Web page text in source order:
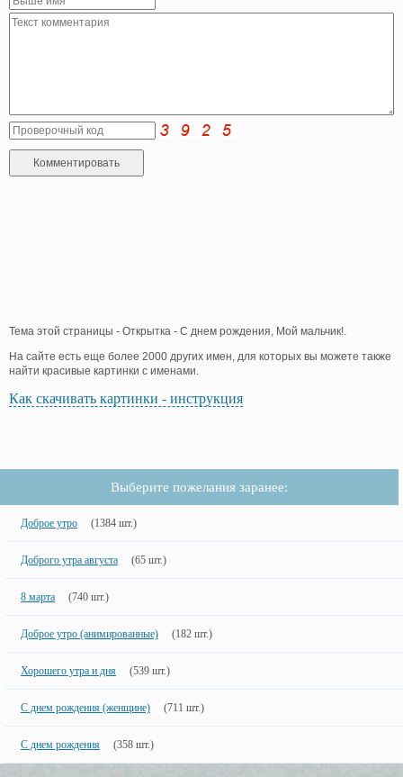
Тема этой страницы - Открытка - С днем рождения, Мой мальчик!.
На сайте есть еще более 2000 других имен, для которых вы можете также
найти красивые картинки с именами.
Как скачивать картинки - инструкция
Выберите пожелания заранее:
Доброе утро (1384 шт.)
Доброго утра августа (65 шт.)
8 марта (740 шт.)
Доброе утро (анимированные) (182 шт.)
Хорошего утра и дня (539 шт.)
С днем рождения (женщине) (711 шт.)
С днем рождения (358 шт.)